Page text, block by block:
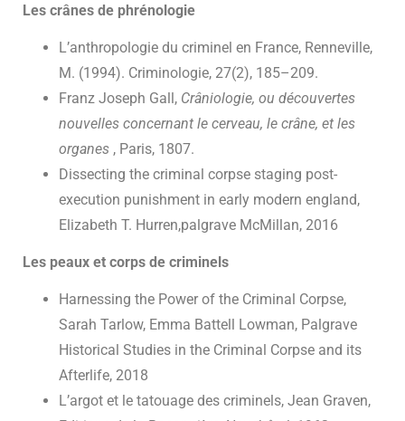
Les crânes de phrénologie
L’anthropologie du criminel en France, Renneville,
M. (1994). Criminologie, 27(2), 185–209.
Franz Joseph Gall, Crâniologie, ou découvertes
nouvelles concernant le cerveau, le crâne, et les
organes , Paris, 1807.
Dissecting the criminal corpse staging post-
execution punishment in early modern england,
Elizabeth T. Hurren,palgrave McMillan, 2016
Les peaux et corps de criminels
Harnessing the Power of the Criminal Corpse,
Sarah Tarlow, Emma Battell Lowman, Palgrave
Historical Studies in the Criminal Corpse and its
Afterlife, 2018
L’argot et le tatouage des criminels, Jean Graven,